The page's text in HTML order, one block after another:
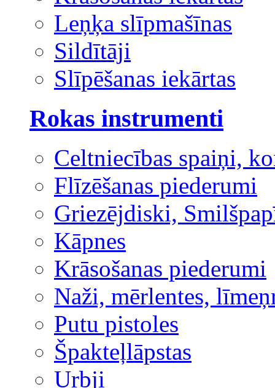
Leņķa slīpmašīnas
Sildītāji
Slīpēšanas iekārtas
Rokas instrumenti
Celtniecības spaiņi,
Flīzēšanas piederumi
Griezējdiski,
Kāpnes
Krāsošanas piederumi
Naži, mērlentes,
Putu pistoles
Špakteļlāpstas
Urbji